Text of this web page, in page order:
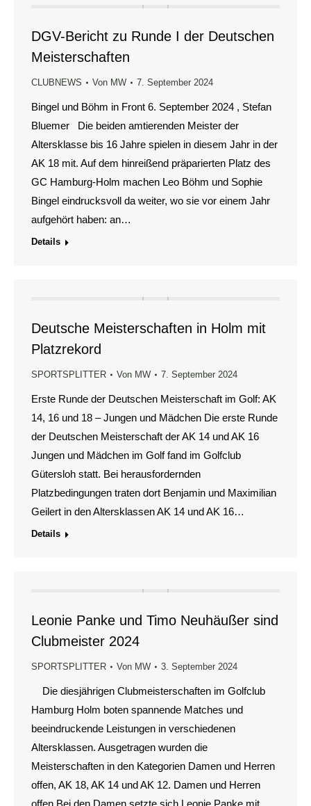
DGV-Bericht zu Runde I der Deutschen
Meisterschaften
CLUBNEWS Von MW 7. September 2024
Bingel und Böhm in Front 6. September 2024 , Stefan
Bluemer Die beiden amtierenden Meister der
Altersklasse bis 16 Jahre spielen in diesem Jahr in der
AK 18 mit. Auf dem hinreißend präparierten Platz des
GC Hamburg-Holm machen Leo Böhm und Sophie
Bingel eindrucksvoll da weiter, wo sie vor einem Jahr
aufgehört haben: an…
Details
Deutsche Meisterschaften in Holm mit
Platzrekord
SPORTSPLITTER Von MW 7. September 2024
Erste Runde der Deutschen Meisterschaft im Golf: AK
14, 16 und 18 – Jungen und Mädchen Die erste Runde
der Deutschen Meisterschaft der AK 14 und AK 16
Jungen und Mädchen im Golf fand im Golfclub
Gütersloh statt. Bei herausfordernden
Platzbedingungen traten dort Benjamin und Maximilian
Geilert in den Altersklassen AK 14 und AK 16…
Details
Leonie Panke und Timo Neuhäußer sind
Clubmeister 2024
SPORTSPLITTER Von MW 3. September 2024
Die diesjährigen Clubmeisterschaften im Golfclub
Hamburg Holm boten spannende Matches und
beeindruckende Leistungen in verschiedenen
Altersklassen. Ausgetragen wurden die
Meisterschaften in den Kategorien Damen und Herren
offen, AK 18, AK 14 und AK 12. Damen und Herren